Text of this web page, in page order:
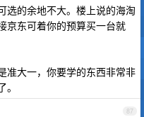
选的余地不大。楼上说的海淘
京东可着你的预算买一台就
准大一，你要学的东西非常非
87